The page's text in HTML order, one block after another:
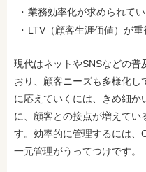
業務効率化が求められてい
LTV（顧客生涯価値）が重
現代はネットやSNSなどの普
おり、顧客ニーズも多様化し
に応えていくには、きめ細
に、顧客との接点が増えてい
す。効率的に管理するには、
一元管理がうってつけです。